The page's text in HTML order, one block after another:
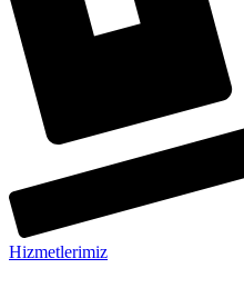
Hizmetlerimiz